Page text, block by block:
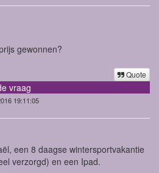
gewonnen?
Quote
vraag
19:11:05
een 8 daagse wintersportvakantie
verzorgd) en een Ipad.